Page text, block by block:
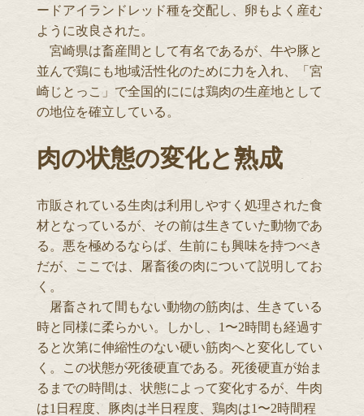
ードアイランドレッド種を交配し、卵もよく産む
ように改良された。
宮崎県は畜産間として有名であるが、牛や豚と
並んで鶏にも地域活性化のために力を入れ、「宮
崎じとっこ」で全国的にには鶏肉の生産地として
の地位を確立している。
肉の状態の変化と熟成
市販されている生肉は利用しやすく処理された食
材となっているが、その前は生きていた動物であ
る。悪を極めるならば、生前にも興味を持つべき
だが、ここでは、屠畜後の肉について説明してお
く。
屠畜されて間もない動物の筋肉は、生きている
時と同様に柔らかい。しかし、1〜2時間も経過す
ると次第に伸縮性のない硬い筋肉へと変化してい
く。この状態が死後硬直である。死後硬直が始ま
るまでの時間は、状態によって変化するが、牛肉
は1日程度、豚肉は半日程度、鶏肉は1〜2時間程